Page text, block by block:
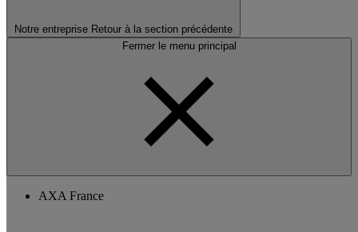
Notre entreprise Retour à la section précédente
Fermer le menu principal
AXA France